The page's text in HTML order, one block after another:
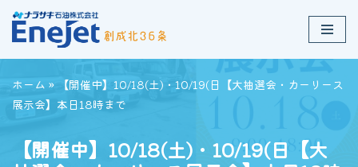
コ
ン
テ
ン
ス
ホーム »
【開催中】10/18(土)・10/19(日【大抽選会・カーリース
展示会】本日18時まで
【開催中】10/18(土)・10/19(日【大